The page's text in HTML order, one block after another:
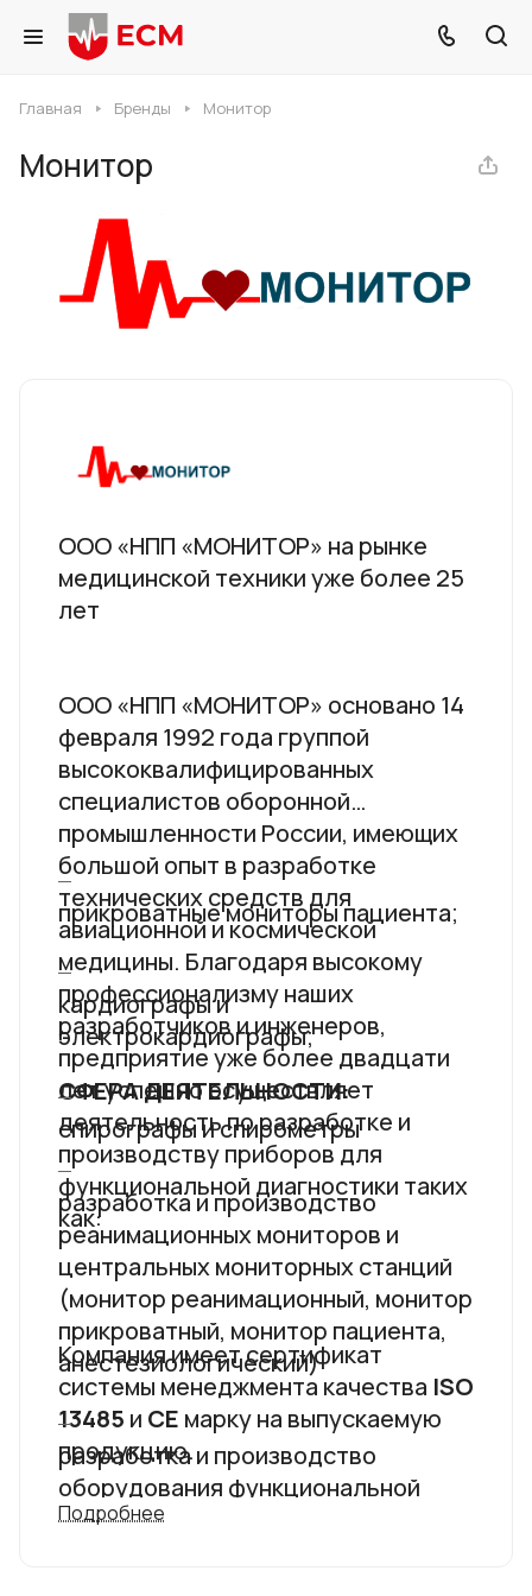
Главная Бренды Монитор
Монитор
ООО «НПП «МОНИТОР» на рынке
медицинской техники уже более 25
лет
ООО «НПП «МОНИТОР» основано 14
февраля 1992 года группой
высококвалифицированных
специалистов оборонной
промышленности России, имеющих
большой опыт в разработке
технических средств для
авиационной и космической
медицины. Благодаря высокому
профессионализму наших
разработчиков и инженеров,
предприятие уже более двадцати
лет успешно осуществляет
деятельность по разработке и
производству приборов для
функциональной диагностики таких
как:
прикроватные мониторы пациента;
кардиографы и
электрокардиографы;
спирографы и спирометры
СФЕРА ДЕЯТЕЛЬНОСТИ:
разработка и производство
реанимационных мониторов и
центральных мониторных станций
(монитор реанимационный, монитор
прикроватный, монитор пациента,
анестезиологический)
разработка и производство
оборудования функциональной
диагностики ( спирометры ,
Компания имеет сертификат
системы менеджмента качества ISO
13485 и CE марку на выпускаемую
продукцию.
Подробнее